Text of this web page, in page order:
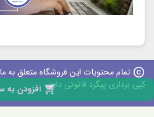
 افزودن به سبد
copyright تمام محتویات این فروشگاه متعلق به
کپی برداری پیگرد قانونی دارد